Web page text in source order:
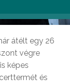
átélt egy 26
végre
képes
és